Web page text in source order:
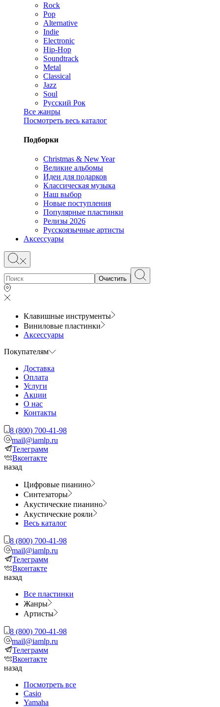
Rock
Pop
Alternative
Indie
Electronic
Hip-Hop
Soundtrack
Metal
Classical
Jazz
Soul
Русский Рок
Все жанры
Посмотреть весь каталог
Подборки
Christmas & New Year
Великие альбомы
Идеи для подарков
Классическая музыка
Наш выбор
Новые поступления
Популярные пластинки
Релизы 2026
Русскоязычные артисты
Аксессуары
Очистить
Клавишные инструменты
Виниловые пластинки
Аксессуары
Покупателям
Доставка
Оплата
Услуги
Акции
О нас
Контакты
8 (800) 700-41-98
mail@iamlp.ru
Телеграмм
Вконтакте
назад
Цифровые пианино
Синтезаторы
Акустические пианино
Акустические рояли
Весь каталог
8 (800) 700-41-98
mail@iamlp.ru
Телеграмм
Вконтакте
назад
Все пластинки
Жанры
Артисты
8 (800) 700-41-98
mail@iamlp.ru
Телеграмм
Вконтакте
назад
Посмотреть все
Casio
Yamaha